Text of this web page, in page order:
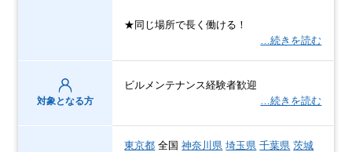
★同じ場所で長く働ける！
…続きを読む
対象となる方
ビルメンテナンス経験者歓迎
…続きを読む
東京都 全国神奈川県 埼玉県 千葉県 茨城